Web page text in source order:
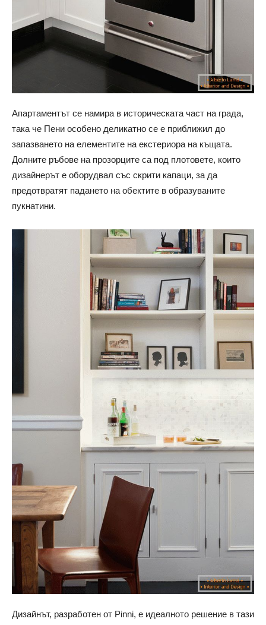
Апартаментът се намира в историческата част на града,
така че Пени особено деликатно се е приближил до
запазването на елементите на екстериора на къщата.
Долните ръбове на прозорците са под плотовете, които
дизайнерът е оборудвал със скрити капаци, за да
предотвратят падането на обектите в образуваните
пукнатини.
Дизайнът, разработен от Pinni, е идеалното решение в тази